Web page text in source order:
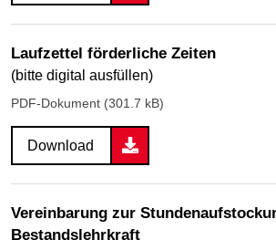
Laufzettel förderliche Zeiten
(bitte digital ausfüllen)
PDF-Dokument (301.7 kB)
Download
Vereinbarung zur
Bestandslehrkraft